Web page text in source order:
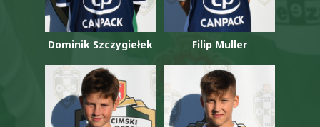
Dominik Szczygiełek Filip Muller